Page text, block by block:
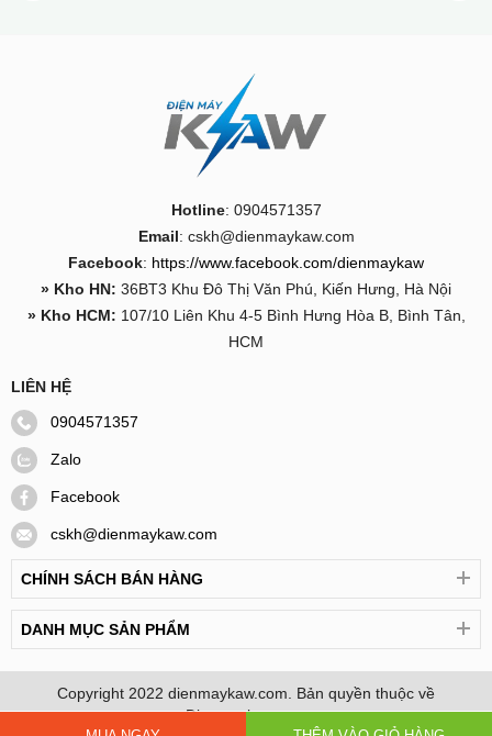
Sử dụng bơm tay hoặc bơm điện để bơm hơi vào các
khoang.
Hoàn tất và cho bé bắt đầu vui chơi.
Hotline: 0904571357
Email: cskh@dienmaykaw.com
Facebook: https://www.facebook.com/dienmaykaw
» Kho HN: 36BT3 Khu Đô Thị Văn Phú, Kiến Hưng, Hà Nội
» Kho HCM: 107/10 Liên Khu 4-5 Bình Hưng Hòa B, Bình Tân,
HCM
LIÊN HỆ
0904571357
Zalo
Facebook
cskh@dienmaykaw.com
CHÍNH SÁCH BÁN HÀNG
DANH MỤC SẢN PHẨM
Copyright 2022 dienmaykaw.com. Bản quyền thuộc về
Dienmaykaw.com